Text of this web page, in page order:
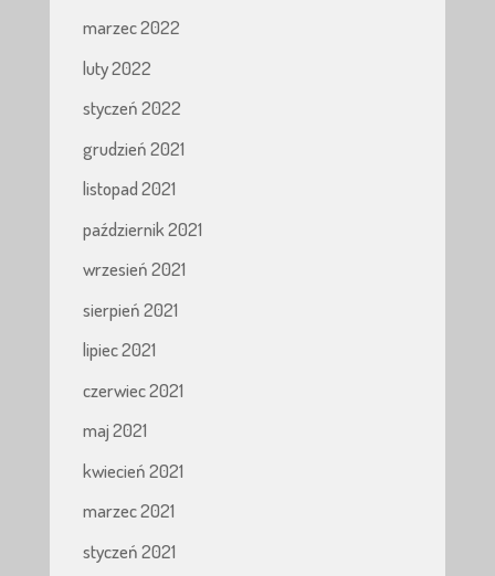
marzec 2022
luty 2022
styczeń 2022
grudzień 2021
listopad 2021
październik 2021
wrzesień 2021
sierpień 2021
lipiec 2021
czerwiec 2021
maj 2021
kwiecień 2021
marzec 2021
styczeń 2021